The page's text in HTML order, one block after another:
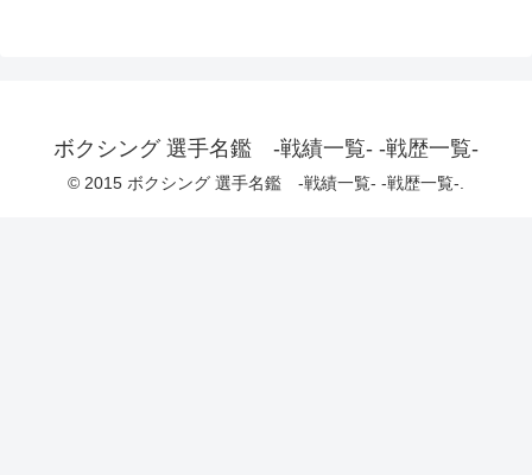
ボクシング 選手名鑑 -戦績一覧- -戦歴一覧-
© 2015 ボクシング 選手名鑑 -戦績一覧- -戦歴一覧-.